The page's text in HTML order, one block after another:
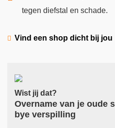
tegen diefstal en schade.
Vind een shop dicht bij jou
Wist jij dat?
Overname van je oude
bye verspilling